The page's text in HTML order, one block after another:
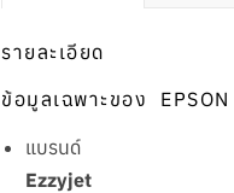
รายละเอียด
ข้อมูลเฉพาะของ
แบ
Ezzyjet